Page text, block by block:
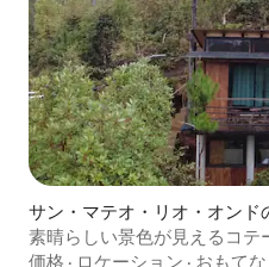
サン・マテオ・リオ・オンド
素晴らしい景色が見えるコテ
価格 · ロケーション · おもてな